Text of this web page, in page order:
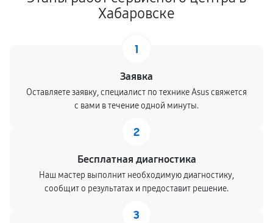
Хабаровске
1
Заявка
Оставляете заявку, специалист по технике Asus свяжется
с вами в течение одной минуты.
2
Бесплатная диагностика
Наш мастер выполнит необходимую диагностику,
сообщит о результатах и предоставит решение.
3